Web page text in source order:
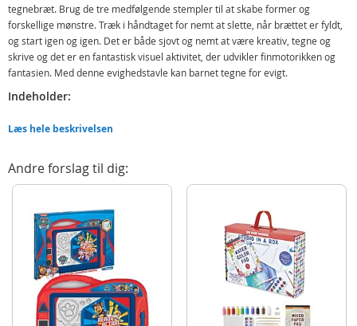
tegnebræt. Brug de tre medfølgende stempler til at skabe former og
forskellige mønstre. Træk i håndtaget for nemt at slette, når brættet er fyldt,
og start igen og igen. Det er både sjovt og nemt at være kreativ, tegne og
skrive og det er en fantastisk visuel aktivitet, der udvikler finmotorikken og
fantasien. Med denne evighedstavle kan barnet tegne for evigt.
Indeholder:
Detaljer:
Indeholder magneter
Alder: fra 3 år
Produktdetaljer
Model
Mærke
Læs hele beskrivelsen
Andre forslag til dig: